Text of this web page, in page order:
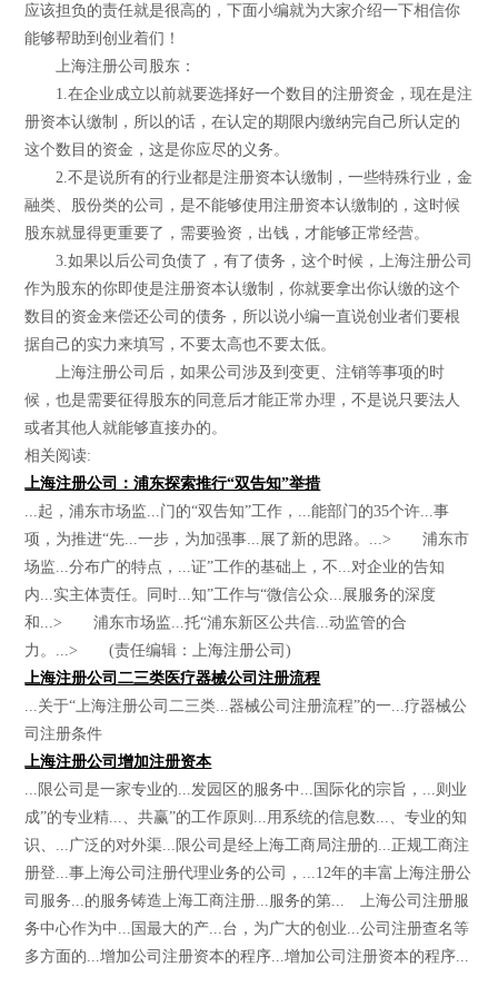
应该担负的责任就是很高的，下面小编就为大家介绍一下相信你
能够帮助到创业着们！
上海注册公司股东：
1.在企业成立以前就要选择好一个数目的注册资金，现在是注
册资本认缴制，所以的话，在认定的期限内缴纳完自己所认定的
这个数目的资金，这是你应尽的义务。
2.不是说所有的行业都是注册资本认缴制，一些特殊行业，金
融类、股份类的公司，是不能够使用注册资本认缴制的，这时候
股东就显得更重要了，需要验资，出钱，才能够正常经营。
3.如果以后公司负债了，有了债务，这个时候，上海注册公司
作为股东的你即使是注册资本认缴制，你就要拿出你认缴的这个
数目的资金来偿还公司的债务，所以说小编一直说创业者们要根
据自己的实力来填写，不要太高也不要太低。
上海注册公司后，如果公司涉及到变更、注销等事项的时
候，也是需要征得股东的同意后才能正常办理，不是说只要法人
或者其他人就能够直接办的。
相关阅读:
上海注册公司：浦东探索推行“双告知”举措
...起，浦东市场监...门的“双告知”工作，...能部门的35个许...事
项，为推进“先...一步，为加强事...展了新的思路。...> 浦东市
场监...分布广的特点，...证”工作的基础上，不...对企业的告知
内...实主体责任。同时...知”工作与“微信公众...展服务的深度
和...> 浦东市场监...托“浦东新区公共信...动监管的合
力。...> (责任编辑：上海注册公司)
上海注册公司二三类医疗器械公司注册流程
...关于“上海注册公司二三类...器械公司注册流程”的一...疗器械公
司注册条件
上海注册公司增加注册资本
...限公司是一家专业的...发园区的服务中...国际化的宗旨，...则业
成”的专业精...、共赢”的工作原则...用系统的信息数...、专业的知
识、...广泛的对外渠...限公司是经上海工商局注册的...正规工商注
册登...事上海公司注册代理业务的公司，...12年的丰富上海注册公
司服务...的服务铸造上海工商注册...服务的第... 上海公司注册服
务中心作为中...国最大的产...台，为广大的创业...公司注册查名等
多方面的...增加公司注册资本的程序...增加公司注册资本的程序...